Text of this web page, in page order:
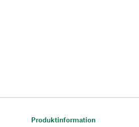
Produktinformation